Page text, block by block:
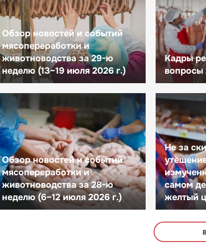
Обзор новостей и событий
мясопереработки и
животноводства за 29-ю
неделю (13–19 июля 2026 г.)
Кадры
вопросы
Обзор новостей и событий
мясопереработки и
животноводства за 28-ю
неделю (6–12 июля 2026 г.)
Не за
самом
желтый